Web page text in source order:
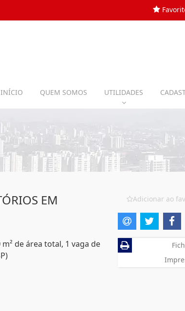
INÍCIO QUEM SOMOS UTILIDADES
EM
de área total, 1 vaga de
Adicionar ao